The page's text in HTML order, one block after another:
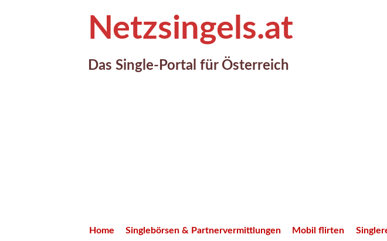
Netzsingels.at
Das Single-Portal für Österreich
Home Singlebörsen & Partnervermittlungen Mobil flirten